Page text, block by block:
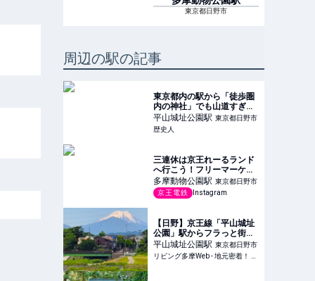
東京都日野市
周辺の駅の記事
東京都内の駅から「徒歩圏
内の神社」でも山道すぎて
普段着で行くと不安にな
る……その理由とはいった
い！？ ｜ 歴史人
平山城址公園駅 東京都日野市
歴史人
三連休は京王れーるランド
へ行こう！フリーマーケッ
ト開催！
多摩動物公園駅 東京都日野市
京王電鉄
Instagram
【日野】京王線「平山城址
公園」駅からフラっと街歩
き
平山城址公園駅 東京都日野市
リビング多摩Web - 地元密着！ 立川、国立、八王子、昭島ほかのグルメ、イベント、お出かけ、習い事情報